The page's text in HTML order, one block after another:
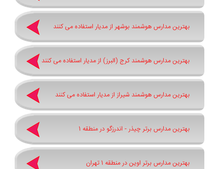
بهترین مدارس هوشمند بوشهر از مدیار استفاده می کنند
بهترین مدارس هوشمند کرج (البرز) از مدیار استفاده می کنند
بهترین مدارس هوشمند شیراز از مدیار استفاده می کنند
بهترین مدارس برتر چیذر - اندرزگو در منطقه 1
بهترین مدارس برتر اوین در منطقه 1 تهران